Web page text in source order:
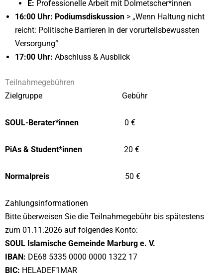
E: Professionelle Arbeit mit Dolmetscher*innen
16:00 Uhr: Podiumsdiskussion > „Wenn Haltung nicht
reicht: Politische Barrieren in der vorurteilsbewussten
Versorgung“
17:00 Uhr: Abschluss & Ausblick
Teilnahmegebühren
Zielgruppe
Gebühr
SOUL-Berater*innen 0 €
PiAs & Student*innen 20 €
Normalpreis 50 €
Zahlungsinformationen
Bitte überweisen Sie die Teilnahmegebühr bis spätestens
zum 01.11.2026 auf folgendes Konto:
SOUL Islamische Gemeinde Marburg e. V.
IBAN: DE68 5335 0000 0000 1322 17
BIC: HELADEF1MAR